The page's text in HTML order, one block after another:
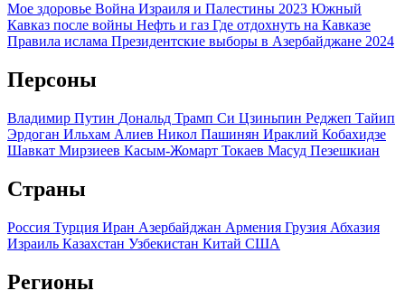
Мое здоровье Война Израиля и Палестины 2023 Южный
Кавказ после войны Нефть и газ Где отдохнуть на Кавказе
Правила ислама Президентские выборы в Азербайджане 2024
Персоны
Владимир Путин Дональд Трамп Си Цзиньпин Реджеп Тайип
Эрдоган Ильхам Алиев Никол Пашинян Ираклий Кобахидзе
Шавкат Мирзиеев Касым-Жомарт Токаев Масуд Пезешкиан
Страны
Россия Турция Иран Азербайджан Армения Грузия Абхазия
Израиль Казахстан Узбекистан Китай США
Регионы